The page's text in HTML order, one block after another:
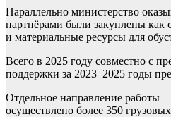
Параллельно министерство
партнёрами были закуплены как
и материальные ресурсы для
Всего в 2025 году совместно с
поддержки за 2023–2025 годы
Отдельное направление работы
осуществлено более 350